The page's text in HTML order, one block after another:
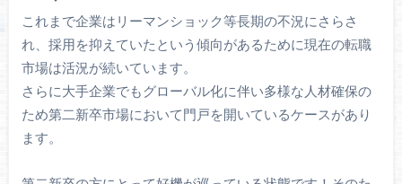
これまで企業はリーマンショック等長期の不況にさらさ
れ、採用を抑えていたという傾向があるために現在の転職
市場は活況が続いています。
さらに大手企業でもグローバル化に伴い多様な人材確保の
ため第二新卒市場において門戸を開いているケースがあり
ます。